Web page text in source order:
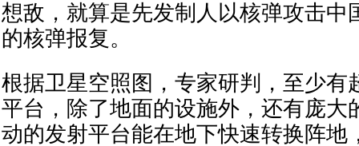
想敌，就算是先发制人以核弹攻击中
的核弹报复。
根据卫星空照图，专家研判，至少有
平台，除了地面的设施外，还有庞大
动的发射平台能在地下快速转换阵地